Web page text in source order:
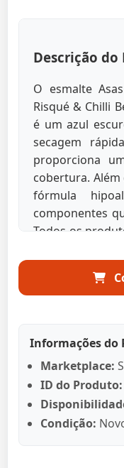
Descrição do
O esmalte
Risqué & Chilli
é um azul
secagem
proporciona
cobertura.
fórmula
componentes
Todos os
reconhecido
exclusivos
para você
Informações do
Marketplace:
ID do Produto:
Condição: